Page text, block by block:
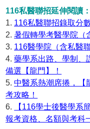
116私醫聯招延伸閱讀：
1. 116私醫聯招錄取分
2.暑假轉學考醫學院（
3. 116醫學院（含私醫
4.藥學系出路、學制、
備選【龍門】！
5.中醫系熱潮席捲，【
考攻略！
6.
【116學士後醫學系
報考資格、名額與考科